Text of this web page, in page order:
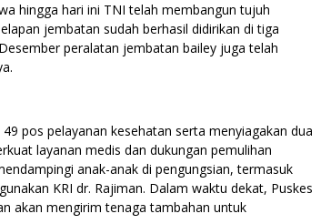
hingga hari ini TNI telah membangun tujuh
jembatan sudah berhasil didirikan di tiga
peralatan jembatan bailey juga telah
pos pelayanan kesehatan serta menyiagakan dua
layanan medis dan dukungan pemulihan
anak-anak di pengungsian, termasuk
KRI dr. Rajiman. Dalam waktu dekat, Puskes
akan mengirim tenaga tambahan untuk